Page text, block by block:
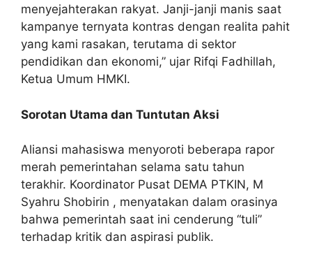
menyejahterakan rakyat. Janji-janji manis saat
kampanye ternyata kontras dengan realita pahit
yang kami rasakan, terutama di sektor
pendidikan dan ekonomi,” ujar Rifqi Fadhillah,
Ketua Umum HMKI.
Sorotan Utama dan Tuntutan Aksi
Aliansi mahasiswa menyoroti beberapa rapor
merah pemerintahan selama satu tahun
terakhir. Koordinator Pusat DEMA PTKIN, M
Syahru Shobirin , menyatakan dalam orasinya
bahwa pemerintah saat ini cenderung “tuli”
terhadap kritik dan aspirasi publik.